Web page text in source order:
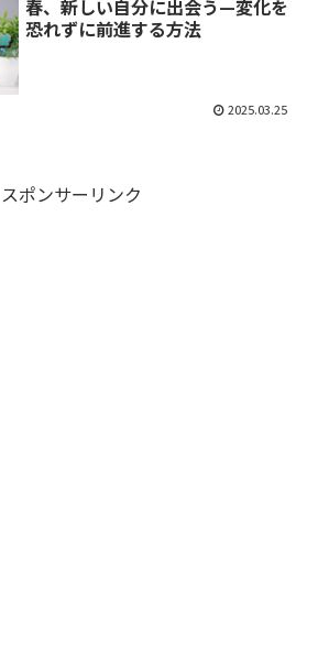
春、新しい自分に出会う—変化を
恐れずに前進する方法
2025.03.25
スポンサーリンク